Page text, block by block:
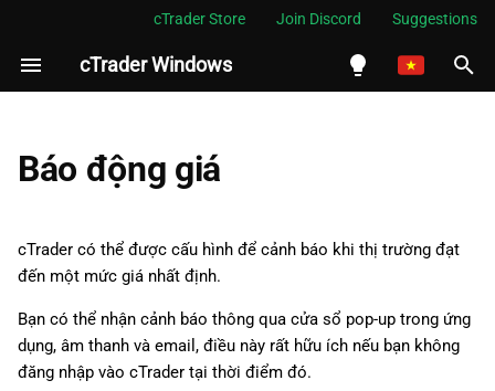
cTrader Store Join Discord Suggestions
cTrader Windows
Melayu
ไทย
I
i
a
l
i
Tạo và quản lý báo động giá
Báo động giá
cTrader có thể được cấu hình để cảnh báo khi thị trường đạt
đến một mức giá nhất định.
Bạn có thể nhận cảnh báo thông qua cửa sổ pop-up trong ứng
dụng, âm thanh và email, điều này rất hữu ích nếu bạn không
đăng nhập vào cTrader tại thời điểm đó.